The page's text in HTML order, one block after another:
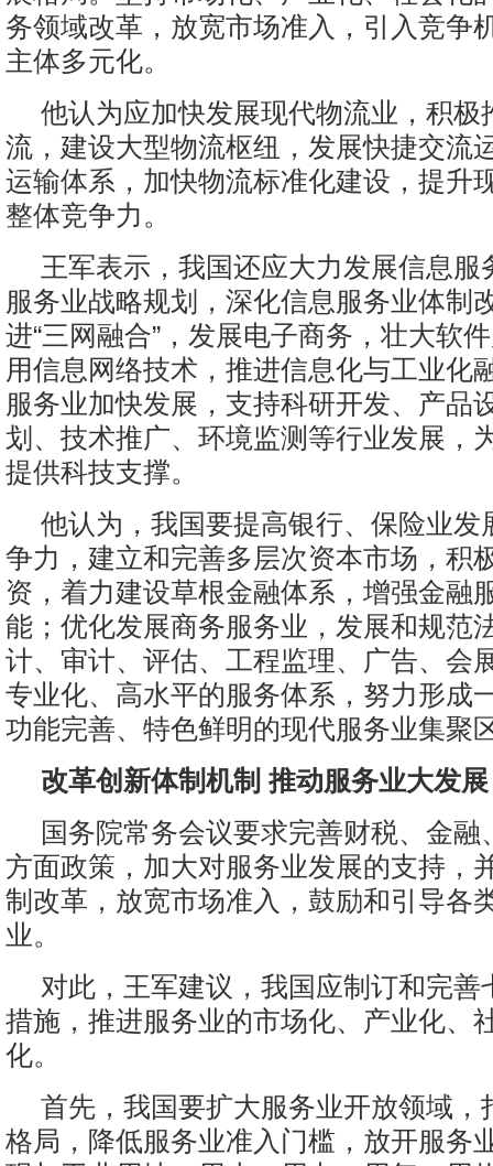
务领域改革，放宽市场准入，引入竞争
主体多元化。
他认为应加快发展现代物流业，积极
流，建设大型物流枢纽，发展快捷交流
运输体系，加快物流标准化建设，提升
整体竞争力。
王军表示，我国还应大力发展信息服
服务业战略规划，深化信息服务业体制
进“三网融合”，发展电子商务，壮大软
用信息网络技术，推进信息化与工业化
服务业加快发展，支持科研开发、产品
划、技术推广、环境监测等行业发展，
提供科技支撑。
他认为，我国要提高银行、保险业发
争力，建立和完善多层次资本市场，积
资，着力建设草根金融体系，增强金融
能；优化发展商务服务业，发展和规范
计、审计、评估、工程监理、广告、会
专业化、高水平的服务体系，努力形成
功能完善、特色鲜明的现代服务业集聚
改革创新体制机制 推动服务业大发展
国务院常务会议要求完善财税、金融
方面政策，加大对服务业发展的支持，
制改革，放宽市场准入，鼓励和引导各
业。
对此，王军建议，我国应制订和完善
措施，推进服务业的市场化、产业化、
化。
首先，我国要扩大服务业开放领域，
格局，降低服务业准入门槛，放开服务